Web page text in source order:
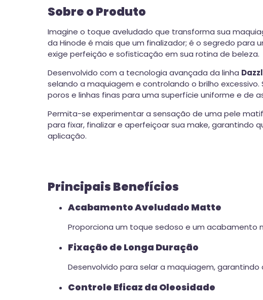
Sobre o Produto
Imagine o toque aveludado que transforma sua
da Hinode é mais que um finalizador; é o segredo
exige perfeição e sofisticação em sua rotina de beleza.
Desenvolvido com a tecnologia avançada da linha
selando a maquiagem e controlando o brilho
poros e linhas finas para uma superfície uniforme e de
Permita-se experimentar a sensação de uma pele
para fixar, finalizar e aperfeiçoar sua make,
aplicação.
Principais Benefícios
Acabamento Aveludado Matte
Proporciona um toque sedoso e um acabamento
Fixação de Longa Duração
Desenvolvido para selar a maquiagem,
Controle Eficaz da Oleosidade